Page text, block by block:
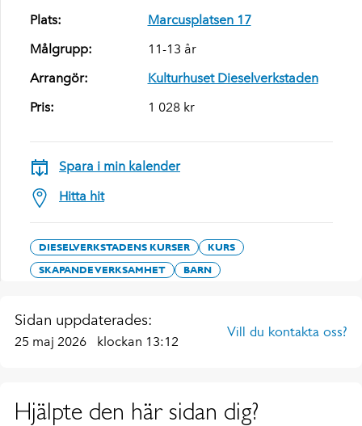
Plats:
Marcusplatsen 17
Målgrupp:
11-13 år
Arrangör:
Kulturhuset Dieselverkstaden
Pris:
1 028 kr
Spara i min kalender
Hitta hit
DIESELVERKSTADENS KURSER
KURS
SKAPANDE VERKSAMHET
BARN
Sidan uppdaterades:
25 maj 2026 klockan 13:12
Vill du kontakta oss?
Hjälpte den här sidan dig?